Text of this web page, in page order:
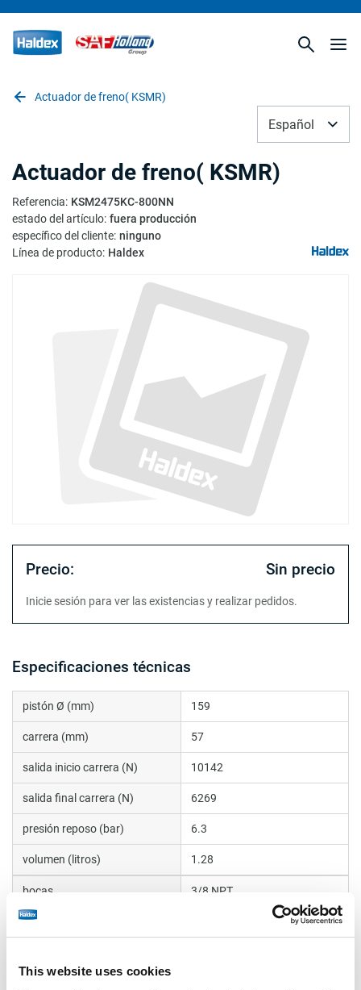
This website uses cookies
Actuador de freno( KSMR)
Español
Actuador de freno( KSMR)
Referencia: KSM2475KC-800NN
estado del artículo: fuera producción
específico del cliente: ninguno
Línea de producto: Haldex
Precio: Sin precio
Inicie sesión para ver las existencias y realizar pedidos.
Especificaciones técnicas
pistón Ø (mm) 159
carrera (mm) 57
salida inicio carrera (N) 10142
salida final carrera (N) 6269
presión reposo (bar) 6.3
volumen (litros) 1.28
bocas 3/8 NPT
Rosca vástago empuje